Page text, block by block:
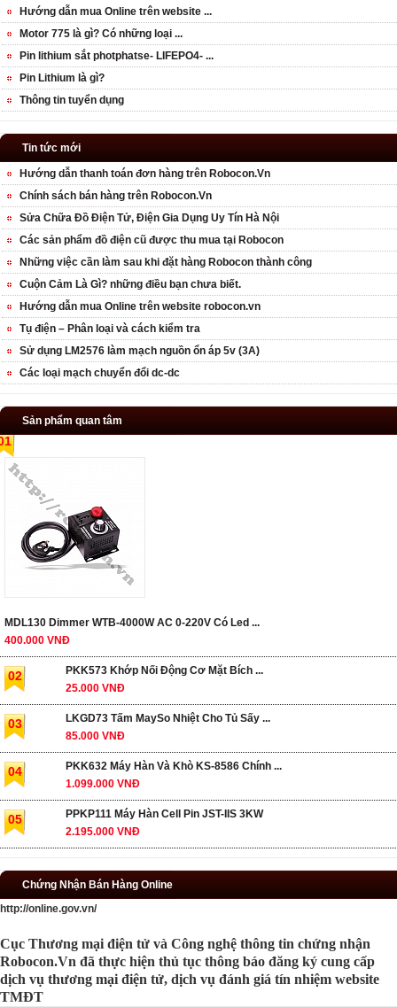
Hướng dẫn mua Online trên website ...
Motor 775 là gì? Có những loại ...
Pin lithium sắt photphatse- LIFEPO4- ...
Pin Lithium là gì?
Thông tin tuyển dụng
Tin tức mới
Hướng dẫn thanh toán đơn hàng trên Robocon.Vn
Chính sách bán hàng trên Robocon.Vn
Sửa Chữa Đồ Điện Tử, Điện Gia Dụng Uy Tín Hà Nội
Các sản phẩm đồ điện cũ được thu mua tại Robocon
Những việc cần làm sau khi đặt hàng Robocon thành công
Cuộn Cảm Là Gì? những điều bạn chưa biết.
Hướng dẫn mua Online trên website robocon.vn
Tụ điện – Phân loại và cách kiểm tra
Sử dụng LM2576 làm mạch nguồn ổn áp 5v (3A)
Các loại mạch chuyển đổi dc-dc
Sản phẩm quan tâm
MDL130 Dimmer WTB-4000W AC 0-220V Có Led ...
400.000 VNĐ
02
PKK573 Khớp Nối Động Cơ Mặt Bích ...
25.000 VNĐ
03
LKGD73 Tấm MaySo Nhiệt Cho Tủ Sấy ...
85.000 VNĐ
04
PKK632 Máy Hàn Và Khò KS-8586 Chính ...
1.099.000 VNĐ
05
PPKP111 Máy Hàn Cell Pin JST-IIS 3KW
2.195.000 VNĐ
Chứng Nhận Bán Hàng Online
http://online.gov.vn/
Cục Thương mại điện tử và Công nghệ thông tin chứng nhận
Robocon.Vn đã thực hiện thủ tục thông báo đăng ký cung cấp
dịch vụ thương mại điện tử, dịch vụ đánh giá tín nhiệm website
TMĐT